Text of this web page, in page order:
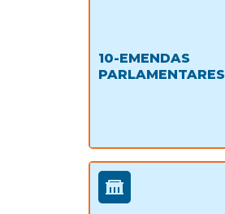
10-EMENDAS
PARLAMENTARES